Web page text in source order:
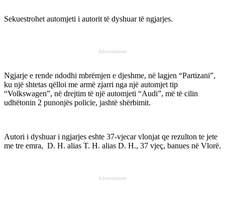
Sekuestrohet automjeti i autorit të dyshuar të ngjarjes.
Advertisement
Ngjarje e rende ndodhi mbrëmjen e djeshme, në lagjen “Partizani”,
ku një shtetas qëlloi me armë zjarri nga një automjet tip
“Volkswagen”, në drejtim të një automjeti “Audi”, më të cilin
udhëtonin 2 punonjës policie, jashtë shërbimit.
Autori i dyshuar i ngjarjes eshte 37-vjecar vlonjat qe rezulton te jete
me tre emra, D. H. alias T. H. alias D. H., 37 vjeç, banues në Vlorë.
Advertisement